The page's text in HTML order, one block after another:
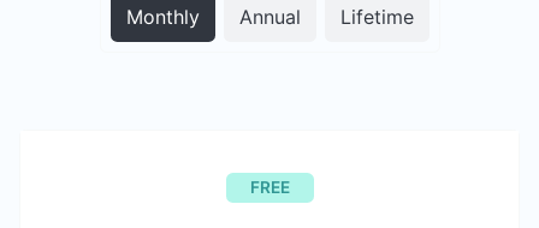
Monthly Annual Lifetime
FREE